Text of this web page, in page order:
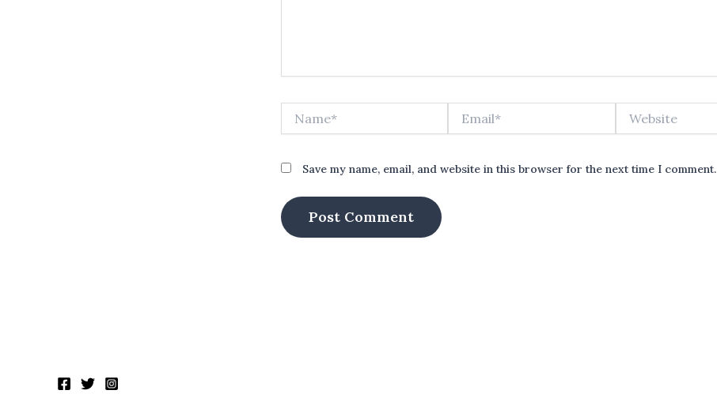
Save my name, email, and website in this browser for the next time I comment.